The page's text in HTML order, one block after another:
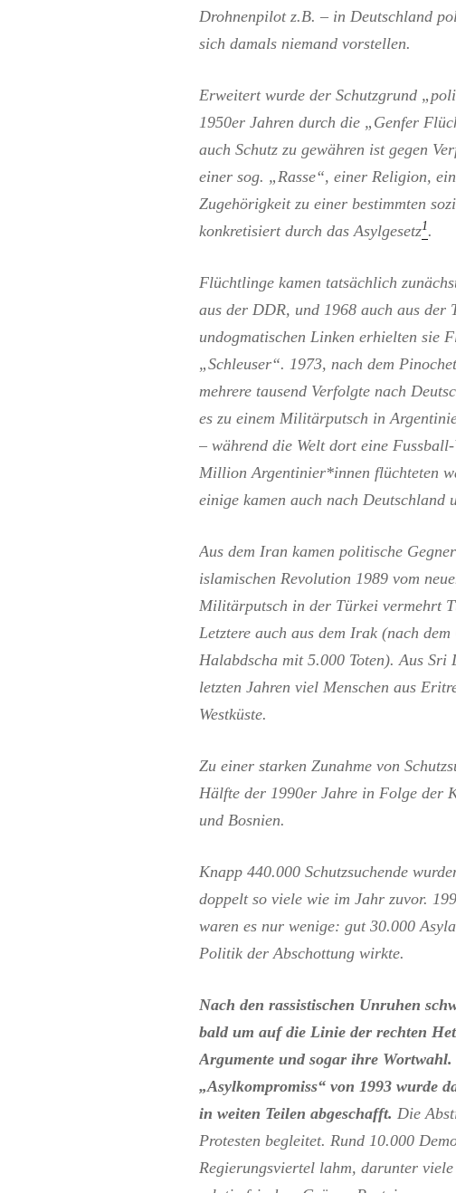
Drohnenpilot z.B. – in Deutschland
sich damals niemand vorstellen.
Erweitert wurde der Schutzgrund
1950er Jahren durch die „Genfer
auch Schutz zu gewähren ist gegen
einer sog. „Rasse“, einer Religion,
Zugehörigkeit zu einer bestimmten
konkretisiert durch das Asylgesetz1.
Flüchtlinge kamen tatsächlich
aus der DDR, und 1968 auch aus der
undogmatischen Linken erhielten sie
„Schleuser“. 1973, nach dem
mehrere tausend Verfolgte nach
es zu einem Militärputsch in
– während die Welt dort eine
Million Argentinier*innen flüchteten
einige kamen auch nach Deutschland
Aus dem Iran kamen politische
islamischen Revolution 1989 vom
Militärputsch in der Türkei vermehrt
Letztere auch aus dem Irak (nach
Halabdscha mit 5.000 Toten). Aus Sri
letzten Jahren viel Menschen aus
Westküste.
Zu einer starken Zunahme von
Hälfte der 1990er Jahre in Folge der
und Bosnien.
Knapp 440.000 Schutzsuchende
doppelt so viele wie im Jahr zuvor.
waren es nur wenige: gut 30.000
Politik der Abschottung wirkte.
Nach den rassistischen Unruhen
bald um auf die Linie der rechten
Argumente und sogar ihre
„Asylkompromiss“ von 1993 wurde
in weiten Teilen abgeschafft. Die
Protesten begleitet. Rund 10.000
Regierungsviertel lahm, darunter